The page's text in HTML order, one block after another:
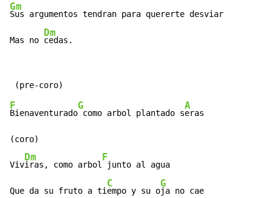
Gm
Sus argumentos tendran para quererte desviar
Mas no
Dm
cedas.
F
Bienaventurado
G
como arbol plantado s
A
eras
(coro)
Viv
Dm
iras, como arbol
F
junto al agua
Que da su fruto a ti
C
empo y su o
G
ja no cae